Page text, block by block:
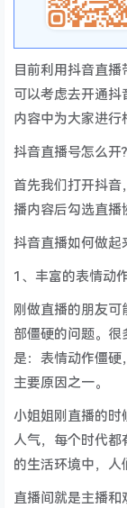
目前利用抖音直播
可以考虑去开通抖
内容中为大家进行
抖音直播号怎么开?
首先我们打开抖音
播内容后勾选直播
抖音直播如何做起
1、丰富的表情动
刚做直播的朋友
部僵硬的问题。很
是：表情动作僵硬
主要原因之一。
小姐姐刚直播的时
人气，每个时代
的生活环境中，人
直播间就是主播和